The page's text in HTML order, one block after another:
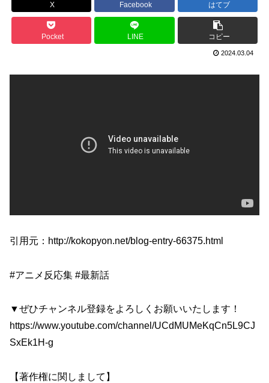
X Facebook はてブ
Pocket LINE コピー
2024.03.04
引用元：http://kokopyon.net/blog-entry-66375.html
#アニメ反応集 #最新話
▼ぜひチャンネル登録をよろしくお願いいたします！
https://www.youtube.com/channel/UCdMUMeKqCn5L9CJ
SxEk1H-g
【著作権に関しまして】